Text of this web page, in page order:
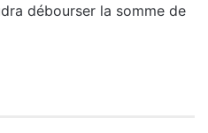
débourser la somme de